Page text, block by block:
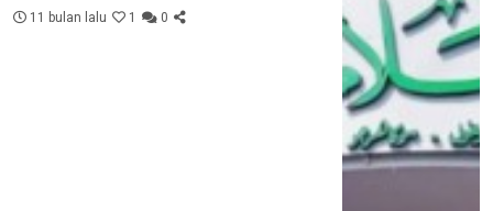
11 bulan lalu 1 0